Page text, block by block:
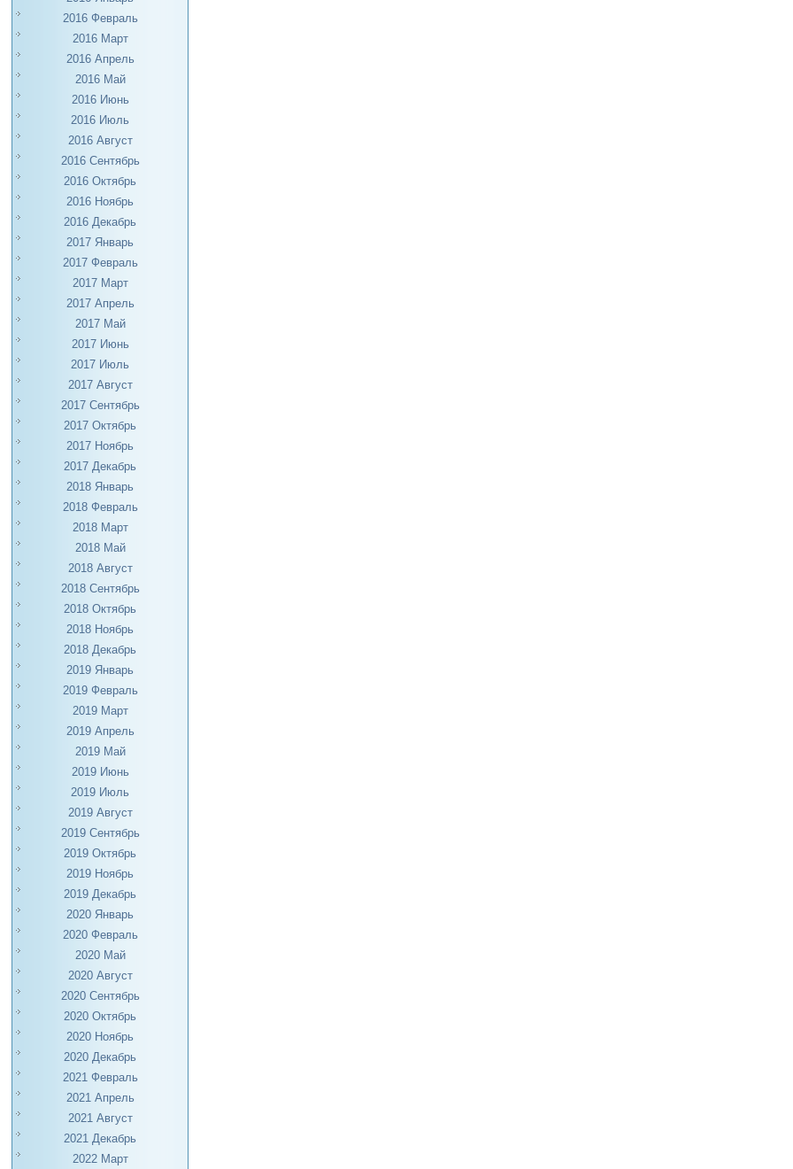
2016 Февраль
2016 Март
2016 Апрель
2016 Май
2016 Июнь
2016 Июль
2016 Август
2016 Сентябрь
2016 Октябрь
2016 Ноябрь
2016 Декабрь
2017 Январь
2017 Февраль
2017 Март
2017 Апрель
2017 Май
2017 Июнь
2017 Июль
2017 Август
2017 Сентябрь
2017 Октябрь
2017 Ноябрь
2017 Декабрь
2018 Январь
2018 Февраль
2018 Март
2018 Май
2018 Август
2018 Сентябрь
2018 Октябрь
2018 Ноябрь
2018 Декабрь
2019 Январь
2019 Февраль
2019 Март
2019 Апрель
2019 Май
2019 Июнь
2019 Июль
2019 Август
2019 Сентябрь
2019 Октябрь
2019 Ноябрь
2019 Декабрь
2020 Январь
2020 Февраль
2020 Май
2020 Август
2020 Сентябрь
2020 Октябрь
2020 Ноябрь
2020 Декабрь
2021 Февраль
2021 Апрель
2021 Август
2021 Декабрь
2022 Март